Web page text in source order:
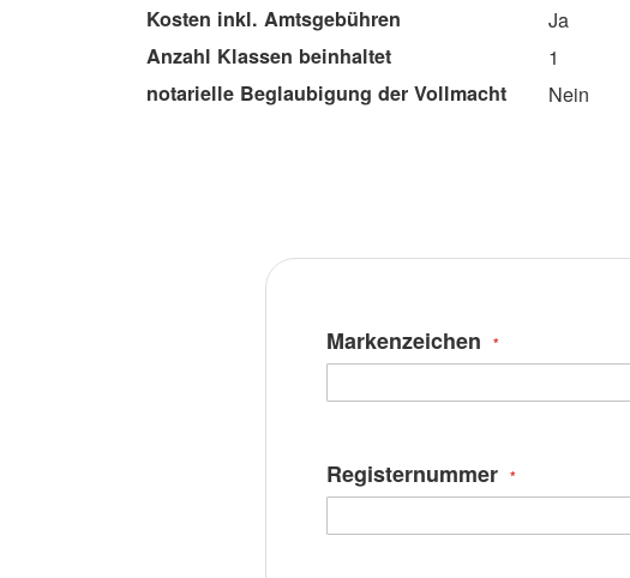
Mehr
Informationen
Kosten inkl. Amtsgebühren Ja
Anzahl Klassen beinhaltet 1
notarielle Beglaubigung der Vollmacht Nein
Markenzeichen
Registernummer